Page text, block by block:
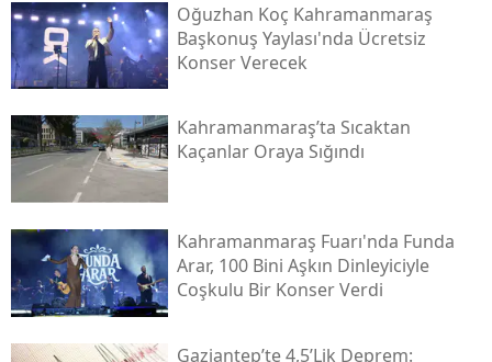
Oğuzhan Koç Kahramanmaraş
Başkonuş Yaylası'nda Ücretsiz
Konser Verecek
Kahramanmaraş’ta Sıcaktan
Kaçanlar Oraya Sığındı
Kahramanmaraş Fuarı'nda Funda
Arar, 100 Bini Aşkın Dinleyiciyle
Coşkulu Bir Konser Verdi
Gaziantep’te 4,5’lik Deprem: